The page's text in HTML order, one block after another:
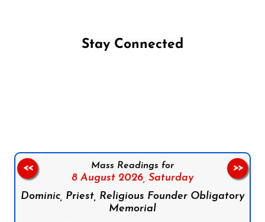
Stay Connected
Mass Readings for
8 August 2026, Saturday
Dominic, Priest, Religious Founder Obligatory
Memorial
<< >>